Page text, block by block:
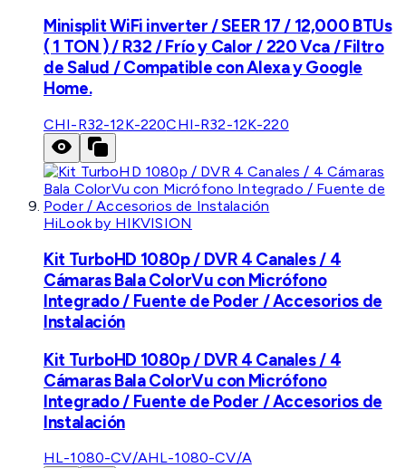
Minisplit WiFi inverter / SEER 17 / 12,000 BTUs
( 1 TON ) / R32 / Frío y Calor / 220 Vca / Filtro
de Salud / Compatible con Alexa y Google
Home.
CHI-R32-12K-220CHI-R32-12K-220
HiLook by HIKVISION
Kit TurboHD 1080p / DVR 4 Canales / 4
Cámaras Bala ColorVu con Micrófono
Integrado / Fuente de Poder / Accesorios de
Instalación
Kit TurboHD 1080p / DVR 4 Canales / 4
Cámaras Bala ColorVu con Micrófono
Integrado / Fuente de Poder / Accesorios de
Instalación
HL-1080-CV/AHL-1080-CV/A